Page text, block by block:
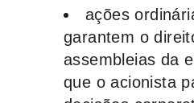
ações
garantem o
assembleias da
que o acionista